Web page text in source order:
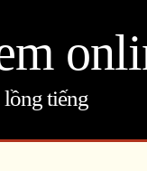
tiếng